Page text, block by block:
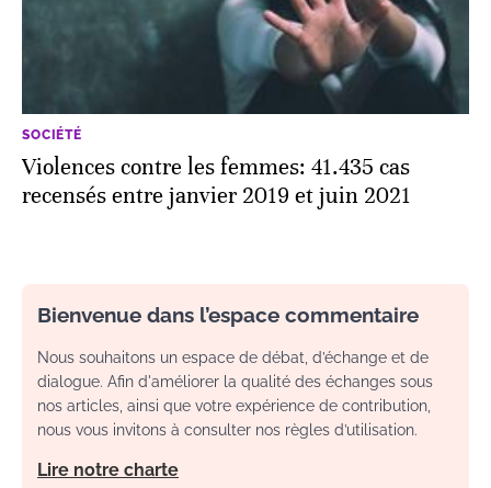
SOCIÉTÉ
Violences contre les femmes: 41.435 cas
recensés entre janvier 2019 et juin 2021
Bienvenue dans l’espace commentaire
Nous souhaitons un espace de débat, d’échange et de
dialogue. Afin d'améliorer la qualité des échanges sous
nos articles, ainsi que votre expérience de contribution,
nous vous invitons à consulter nos règles d’utilisation.
Lire notre charte